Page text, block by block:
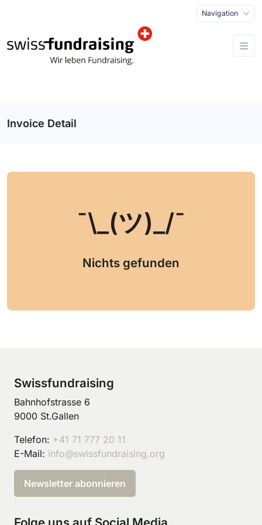
Navigation
Invoice Detail
¯\_(ツ)_/¯
Nichts gefunden
Swissfundraising
Bahnhofstrasse 6
9000 St.Gallen
Telefon: +41 71 777 20 11
E-Mail: info@swissfundraising.org
Newsletter abonnieren